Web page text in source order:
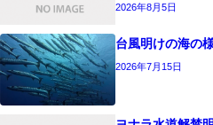
2026年8月5日
台風明けの海の
2026年7月15日